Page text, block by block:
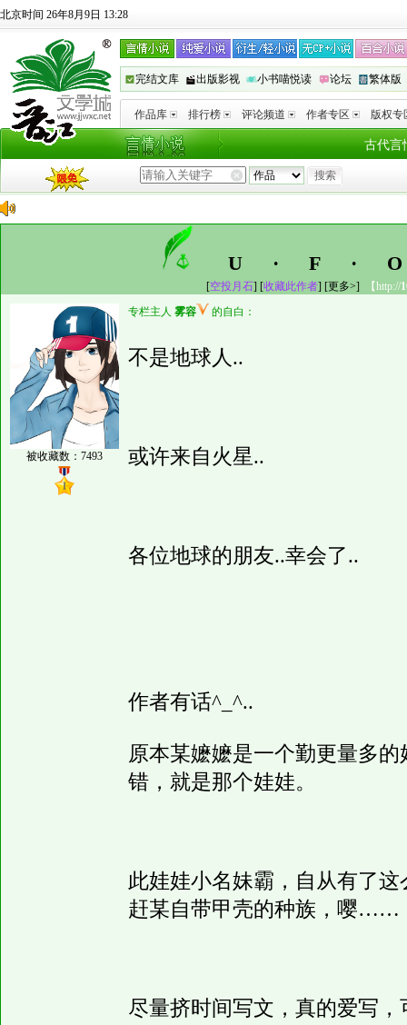
北京时间 26年8月9日 13:28
完结文库 出版影视 小书喵悦读 论坛 繁体版
作品库 排行榜 评论频道 作者专区 版权专
古代言
[空投月石] [收藏此作者] [更多>] 【http://
被收藏数：7493
专栏主人 雾容 的自白：
不是地球人..
或许来自火星..
各位地球的朋友..幸会了..
作者有话^_^..
原本某嬷嬷是一个勤更量多
错，就是那个娃娃。
此娃娃小名妹霸，自从有了
赶某自带甲壳的种族，嘤……
尽量挤时间写文，真的爱写